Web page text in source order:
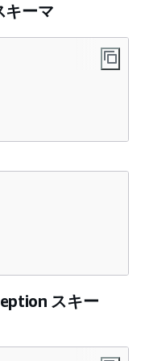
キーマ
スキー